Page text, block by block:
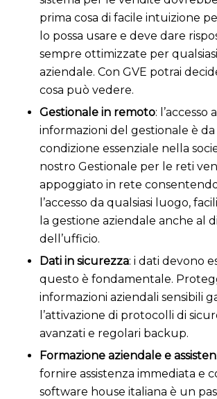
prima cosa di facile intuizione
lo possa usare e deve dare
sempre ottimizzate per
aziendale. Con GVE potrai
cosa può vedere.
Gestionale in remoto: l’accesso
informazioni del gestionale è
condizione essenziale nella
nostro Gestionale per le reti
appoggiato in rete
l’accesso da qualsiasi luogo,
la gestione aziendale anche al
dell’ufficio.
Dati in sicurezza: i dati devono
questo è fondamentale.
informazioni aziendali sensibili
l’attivazione di protocolli di
avanzati e regolari backup.
Formazione aziendale e
fornire assistenza immediata e
software house italiana è un